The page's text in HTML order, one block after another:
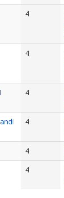
4
4
4
4
4
4